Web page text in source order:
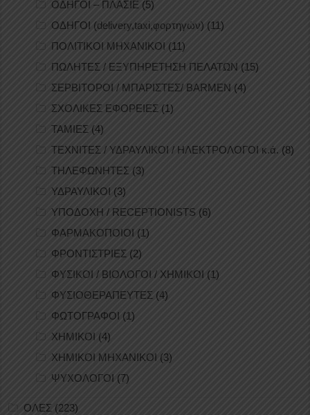
ΟΔΗΓΟΙ – ΠΛΑΣΙΕ (5)
ΟΔΗΓΟΙ (delivery,taxi,φορτηγών) (11)
ΠΟΛΙΤΙΚΟΙ ΜΗΧΑΝΙΚΟΙ (11)
ΠΩΛΗΤΕΣ / ΕΞΥΠΗΡΕΤΗΣΗ ΠΕΛΑΤΩΝ (15)
ΣΕΡΒΙΤΟΡΟΙ / ΜΠΑΡΙΣΤΕΣ/ BARMEN (4)
ΣΧΟΛΙΚΕΣ ΕΦΟΡΕΙΕΣ (1)
ΤΑΜΙΕΣ (4)
ΤΕΧΝΙΤΕΣ / ΥΔΡΑΥΛΙΚΟΙ / ΗΛΕΚΤΡΟΛΟΓΟΙ κ.ά. (8)
ΤΗΛΕΦΩΝΗΤΕΣ (3)
ΥΔΡΑΥΛΙΚΟΙ (3)
ΥΠΟΔΟΧΗ / RECEPTIONISTS (6)
ΦΑΡΜΑΚΟΠΟΙΟΙ (1)
ΦΡΟΝΤΙΣΤΡΙΕΣ (2)
ΦΥΣΙΚΟΙ / ΒΙΟΛΟΓΟΙ / ΧΗΜΙΚΟΙ (1)
ΦΥΣΙΟΘΕΡΑΠΕΥΤΕΣ (4)
ΦΩΤΟΓΡΑΦΟΙ (1)
ΧΗΜΙΚΟΙ (4)
ΧΗΜΙΚΟΙ ΜΗΧΑΝΙΚΟΙ (3)
ΨΥΧΟΛΟΓΟΙ (7)
ΟΛΕΣ (223)